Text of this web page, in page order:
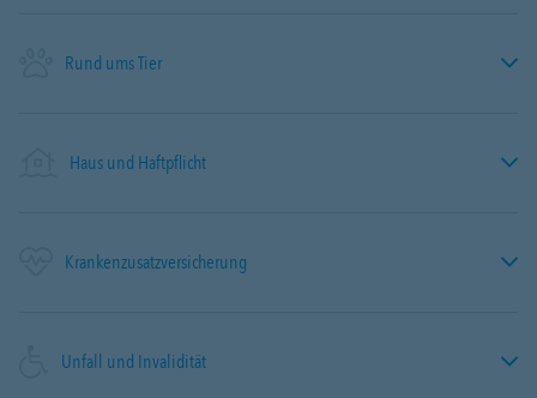
Rund ums Tier
Haus und Haftpflicht
Krankenzusatzversicherung
Unfall und Invalidität